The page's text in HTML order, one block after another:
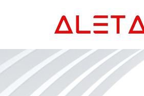
Новости
О Hас